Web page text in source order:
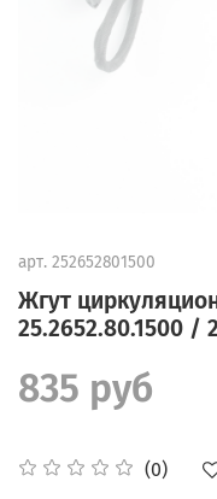
арт. 252652801500
Жгут
25.2652.80.1500 /
(0)
835 руб